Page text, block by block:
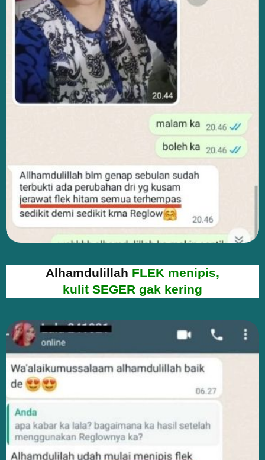
Alhamdulillah FLEK menipis,
kulit SEGER gak kering